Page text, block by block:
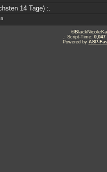
14 Tage) :.
.: Script-Time: 0,047
Powered by ASP-